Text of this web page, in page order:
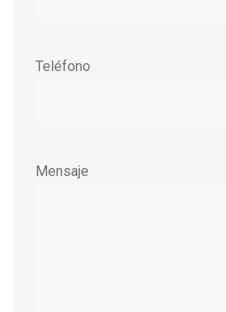
Teléfono
Mensaje